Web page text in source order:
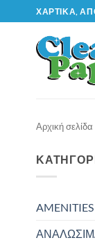
Μετάβαση
στο
περιεχόμενο
ΧΑΡΤΙΚΆ,
Αρχική σελίδα
AMENITIES